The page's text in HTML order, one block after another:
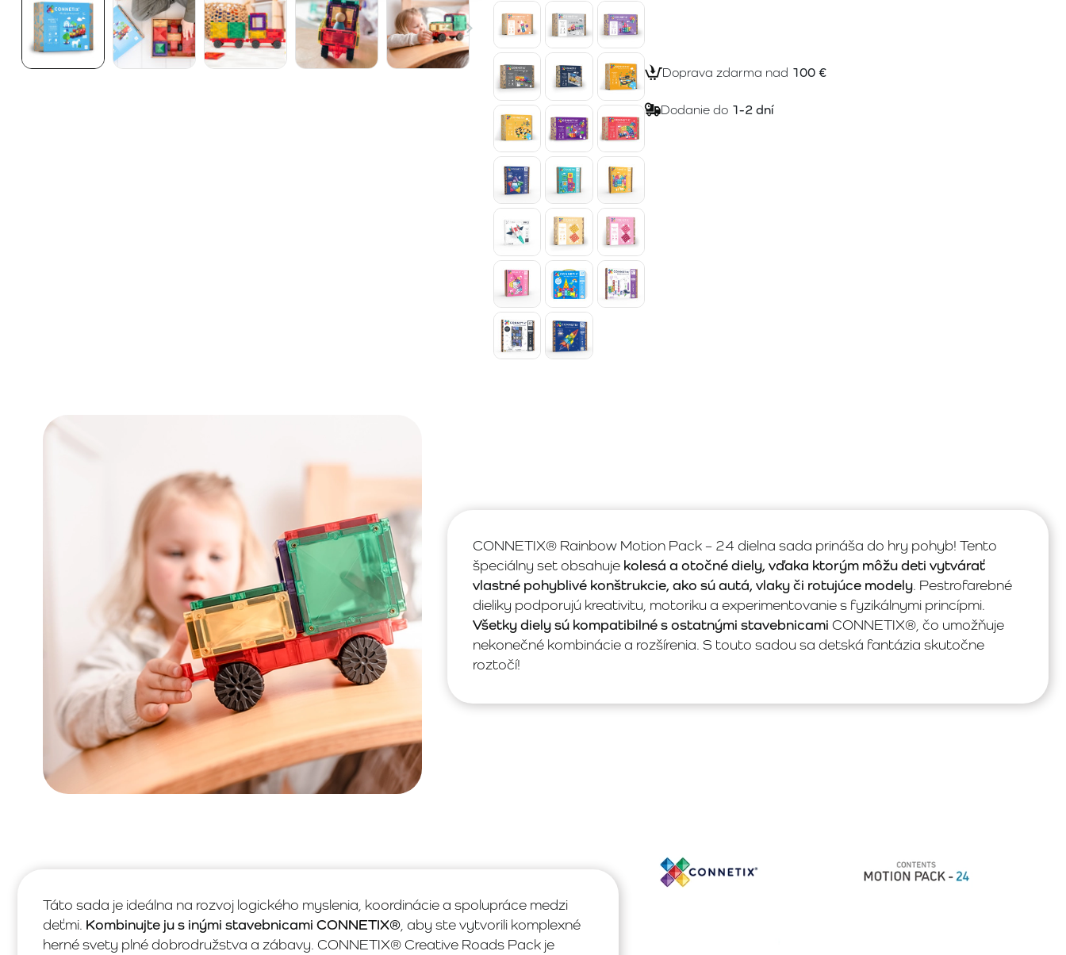
Doprava zdarma nad 100 €
Dodanie do 1-2 dní
CONNETIX® Rainbow Motion Pack – 24 dielna sada prináša do hry pohyb! Tento
špeciálny set obsahuje kolesá a otočné diely, vďaka ktorým môžu deti vytvárať
vlastné pohyblivé konštrukcie, ako sú autá, vlaky či rotujúce modely. Pestrofarebné
dieliky podporujú kreativitu, motoriku a experimentovanie s fyzikálnymi princípmi.
Všetky diely sú kompatibilné s ostatnými stavebnicami CONNETIX®, čo umožňuje
nekonečné kombinácie a rozšírenia. S touto sadou sa detská fantázia skutočne
roztočí!
Táto sada je ideálna na rozvoj logického myslenia, koordinácie a spolupráce medzi
deťmi. Kombinujte ju s inými stavebnicami CONNETIX®, aby ste vytvorili komplexné
herné svety plné dobrodružstva a zábavy. CONNETIX® Creative Roads Pack je